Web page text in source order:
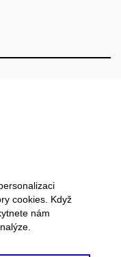
cookies. Když
nám